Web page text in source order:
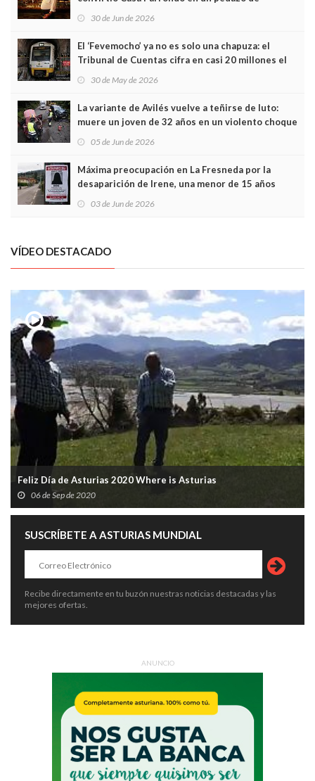
Asturias en Madrid
30 de Jun de 2026
El ‘Fevemocho’ ya no es solo una chapuza: el
Tribunal de Cuentas cifra en casi 20 millones el
sobrecoste de los trenes que no cabían por los
30 de May de 2026
La variante de Avilés vuelve a teñirse de luto:
muere un joven de 32 años en un violento choque
frontal
05 de Jun de 2026
Máxima preocupación en La Fresneda por la
desaparición de Irene, una menor de 15 años
03 de Jun de 2026
VÍDEO DESTACADO
Feliz Día de Asturias 2020 Where is Asturias
06 de Sep de 2020
SUSCRÍBETE A ASTURIAS MUNDIAL
Recibe directamente en tu buzón nuestras noticias destacadas y las
mejores ofertas.
ANUNCIO